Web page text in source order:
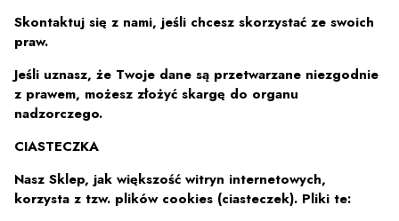
Skontaktuj się z nami, jeśli chcesz skorzystać ze swoich
praw.
Jeśli uznasz, że Twoje dane są przetwarzane niezgodnie
z prawem, możesz złożyć skargę do organu
nadzorczego.
CIASTECZKA
Nasz Sklep, jak większość witryn internetowych,
korzysta z tzw. plików cookies (ciasteczek). Pliki te: